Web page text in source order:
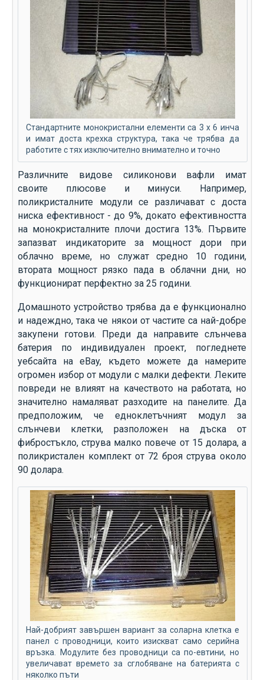
Стандартните монокристални елементи са 3 х 6 инча
и имат доста крехка структура, така че трябва да
работите с тях изключително внимателно и точно
Различните видове силиконови вафли имат
своите плюсове и минуси. Например,
поликристалните модули се различават с доста
ниска ефективност - до 9%, докато ефективността
на монокристалните плочи достига 13%. Първите
запазват индикаторите за мощност дори при
облачно време, но служат средно 10 години,
втората мощност рязко пада в облачни дни, но
функционират перфектно за 25 години.
Домашното устройство трябва да е функционално
и надеждно, така че някои от частите са най-добре
закупени готови. Преди да направите слънчева
батерия по индивидуален проект, погледнете
уебсайта на eBay, където можете да намерите
огромен избор от модули с малки дефекти. Леките
повреди не влияят на качеството на работата, но
значително намаляват разходите на панелите. Да
предположим, че едноклетъчният модул за
слънчеви клетки, разположен на дъска от
фибростъкло, струва малко повече от 15 долара, а
поликристален комплект от 72 броя струва около
90 долара.
Най-добрият завършен вариант за соларна клетка е
панел с проводници, които изискват само серийна
връзка. Модулите без проводници са по-евтини, но
увеличават времето за сглобяване на батерията с
няколко пъти